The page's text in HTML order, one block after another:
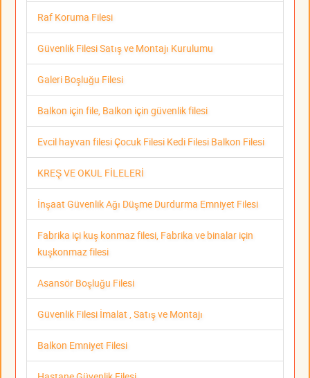
Raf Koruma Filesi
Güvenlik Filesi Satış ve Montajı Kurulumu
Galeri Boşluğu Filesi
Balkon için file, Balkon için güvenlik filesi
Evcil hayvan filesi Çocuk Filesi Kedi Filesi Balkon Filesi
KREŞ VE OKUL FİLELERİ
İnşaat Güvenlik Ağı Düşme Durdurma Emniyet Filesi
Fabrika içi kuş konmaz filesi, Fabrika ve binalar için
kuşkonmaz filesi
Asansör Boşluğu Filesi
Güvenlik Filesi İmalat , Satış ve Montajı
Balkon Emniyet Filesi